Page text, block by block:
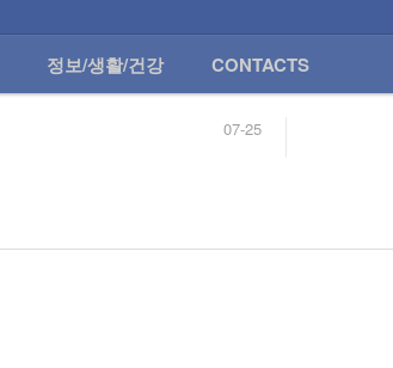
정보/생활/건강 CONTACTS
07-25